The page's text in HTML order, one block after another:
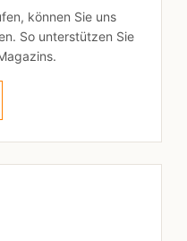
können Sie uns
So unterstützen Sie